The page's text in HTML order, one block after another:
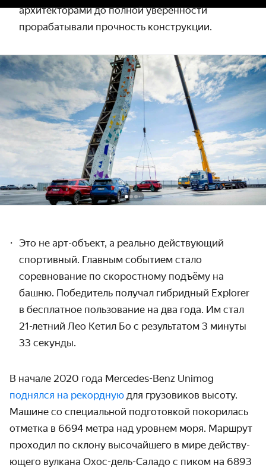
архитекторами до полной уверенности
прорабатывали прочность конструкции.
Это не арт-объект, а реально действующий
спортивный. Главным событием стало
соревнование по скоростному подъёму на
башню. Победитель получал гибридный Explorer
в бесплатное пользование на два года. Им стал
21-летний Лео Кетил Бо с результатом 3 минуты
33 секунды.
В начале 2020 года Mercedes-Benz Unimog
поднялся на рекордную для грузовиков высоту.
Машине со специальной подготовкой покорилась
отметка в 6694 метра над уровнем моря. Маршрут
проходил по склону высочайшего в мире действу­
ющего вулкана Охос-дель-Саладо с пиком на 6893